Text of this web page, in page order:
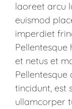
laoreet arcu
euismod
imperdiet
et netus et
Pellentesque
tincidunt, est
ullamcorper